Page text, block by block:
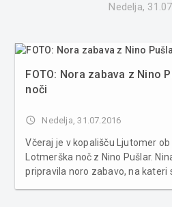
Nedelja,
FOTO: Nora zabava z Nino
noči
access_time Nedelja, 31.07.2016
Včeraj je v kopališču Ljutomer
Lotmerška noč z Nino Pušlar.
pripravila noro zabavo, na kateri